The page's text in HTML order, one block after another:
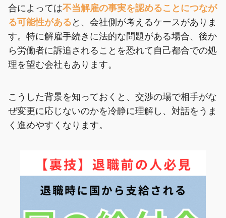
合によっては不当解雇の事実を認めることにつなが
る可能性がある と、会社側が考えるケースがありま
す。特に解雇手続きに法的な問題がある場合、後か
ら労働者に訴追されることを恐れて自己都合での処
理を望む会社もあります。
こうした背景を知っておくと、交渉の場で相手がな
ぜ変更に応じないのかを冷静に理解し、対話をうま
く進めやすくなります。